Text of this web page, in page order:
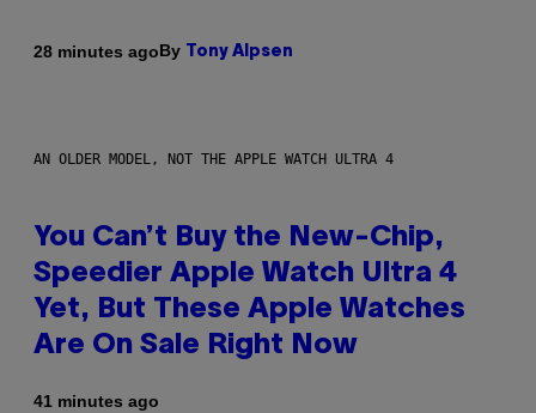
28 minutes agoBy Tony Alpsen
AN OLDER MODEL, NOT THE APPLE WATCH ULTRA 4
You Can’t Buy the New-Chip,
Speedier Apple Watch Ultra 4
Yet, But These Apple Watches
Are On Sale Right Now
41 minutes ago